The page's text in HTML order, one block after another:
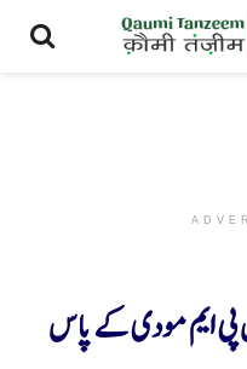
پی ایم مودی کے پاس